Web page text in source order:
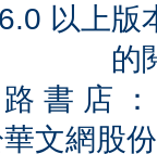
以上
的
書 店
文網股